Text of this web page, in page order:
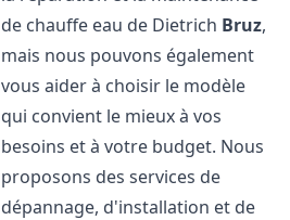
de chauffe eau de Dietrich Bruz,
mais nous pouvons également
vous aider à choisir le modèle
qui convient le mieux à vos
besoins et à votre budget. Nous
proposons des services de
dépannage, d'installation et de